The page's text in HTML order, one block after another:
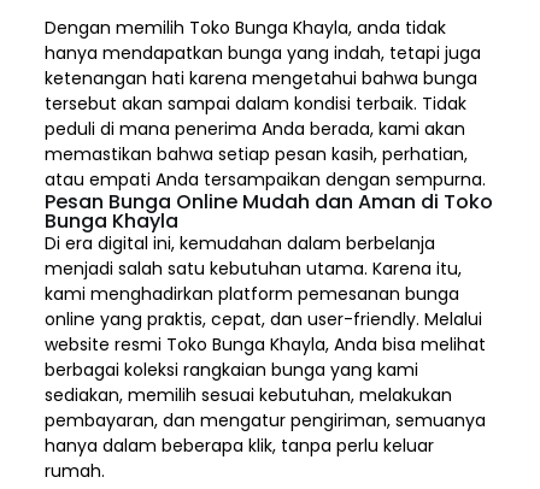
Dengan memilih Toko Bunga Khayla, anda tidak
hanya mendapatkan bunga yang indah, tetapi juga
ketenangan hati karena mengetahui bahwa bunga
tersebut akan sampai dalam kondisi terbaik. Tidak
peduli di mana penerima Anda berada, kami akan
memastikan bahwa setiap pesan kasih, perhatian,
atau empati Anda tersampaikan dengan sempurna.
Pesan Bunga Online Mudah dan Aman di Toko
Bunga Khayla
Di era digital ini, kemudahan dalam berbelanja
menjadi salah satu kebutuhan utama. Karena itu,
kami menghadirkan platform pemesanan bunga
online yang praktis, cepat, dan user-friendly. Melalui
website resmi Toko Bunga Khayla, Anda bisa melihat
berbagai koleksi rangkaian bunga yang kami
sediakan, memilih sesuai kebutuhan, melakukan
pembayaran, dan mengatur pengiriman,semuanya
hanya dalam beberapa klik, tanpa perlu keluar
rumah.